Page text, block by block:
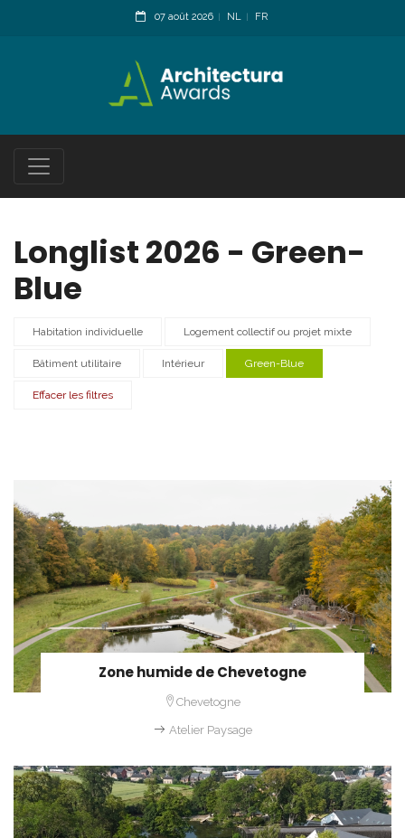
07 août 2026 NL FR
Longlist 2026 - Green-
Blue
Habitation individuelle Logement collectif ou projet mixte
Bâtiment utilitaire Intérieur Green-Blue
Effacer les filtres
Zone humide de Chevetogne
Chevetogne
Atelier Paysage